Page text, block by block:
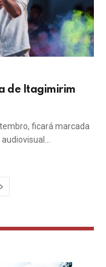
de Itagimirim
ficará marcada
Next